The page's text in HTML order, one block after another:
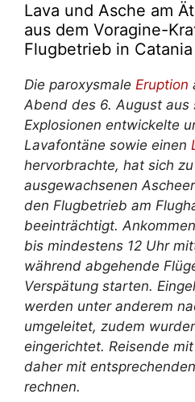
Lava und Asche am
aus dem Voragine-
Flugbetrieb in Catania
Die paroxysmale Eruption
Abend des 6. August aus
Explosionen entwickelte
Lavafontäne sowie einen
hervorbrachte, hat sich
ausgewachsenen
den Flugbetrieb am
beeinträchtigt.
bis mindestens 12 Uhr
während abgehende
Verspätung starten.
werden unter anderem
umgeleitet, zudem
eingerichtet. Reisende
daher mit
rechnen.